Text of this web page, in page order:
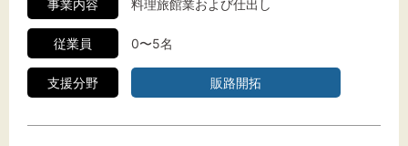
事業内容 料理旅館業および仕出し
従業員 0〜5名
支援分野 販路開拓